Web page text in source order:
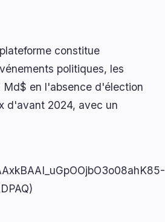
constitue
politiques, les
Md$ en l'absence d'élection
d'avant 2024, avec un